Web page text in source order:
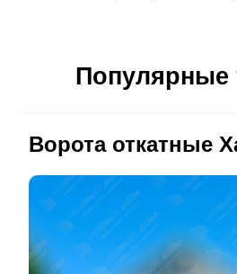
Популярные
Ворота откатные